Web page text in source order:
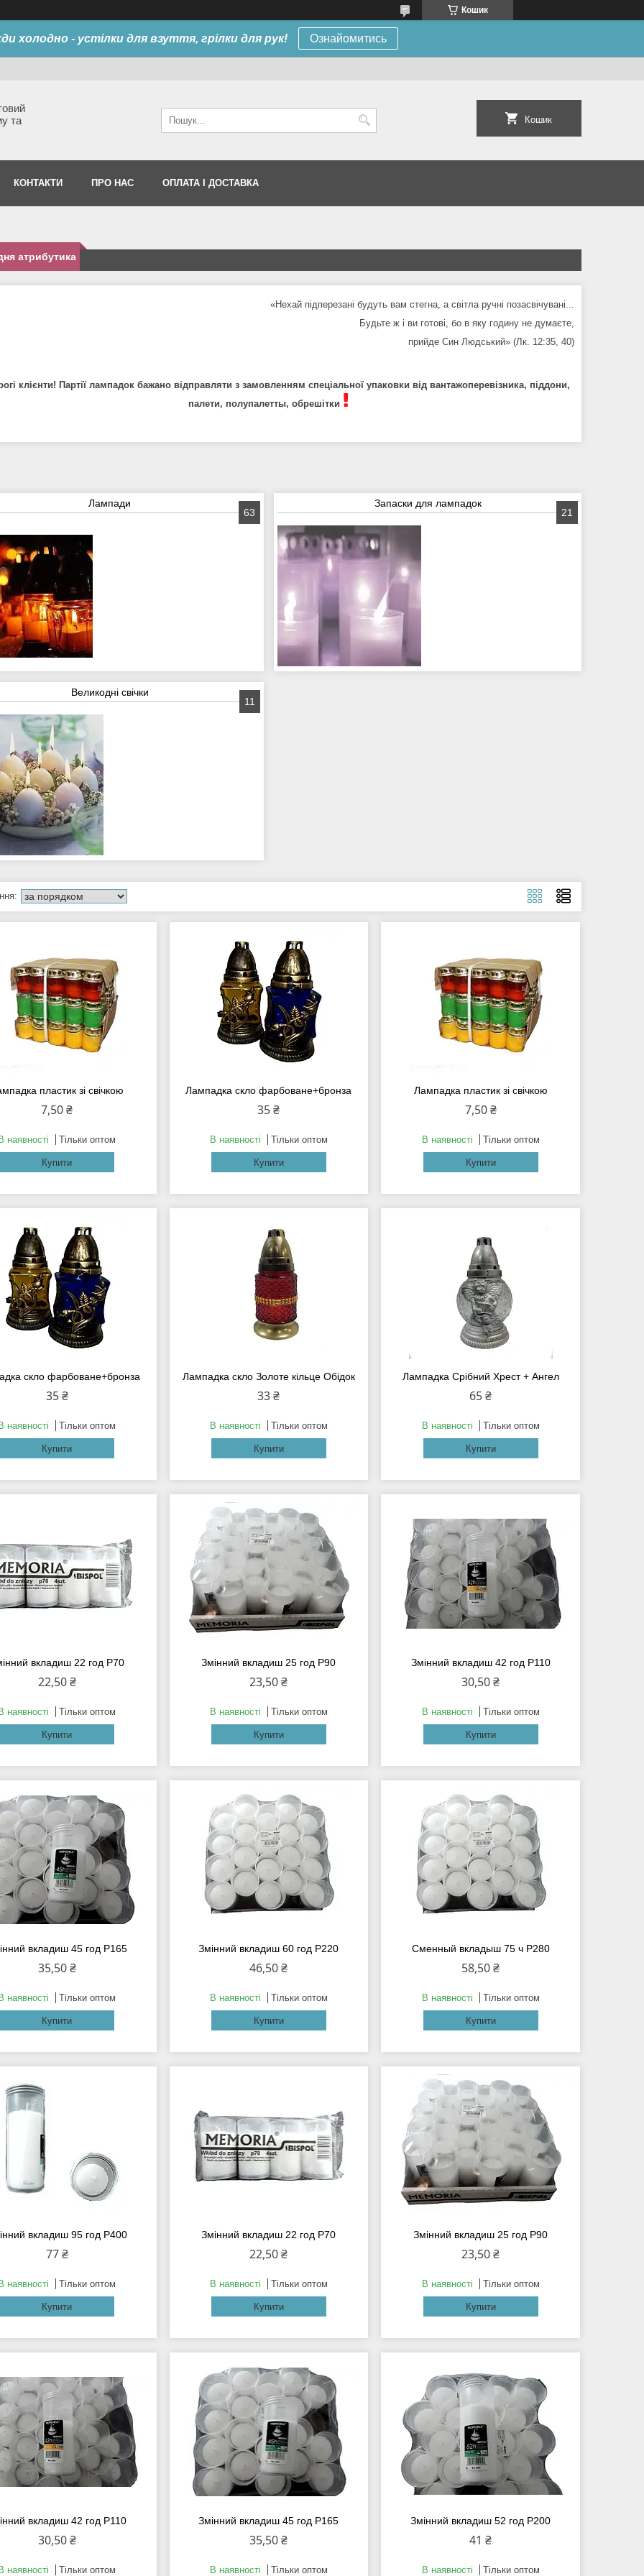
Кошик
холодно - устілки для взуття, грілки для рук! Ознайомитись
та
Кошик
КОНТАКТИ ПРО НАС ОПЛАТА І ДОСТАВКА
атрибутика
«Нехай підперезані будуть вам стегна, а світла ручні позасвічувані...
Будьте ж і ви готові, бо в яку годину не думаєте,
прийде Син Людський» (Лк. 12:35, 40)
клієнти! Партії лампадок бажано відправляти з замовленням спеціальної упаковки від вантажоперевізника, піддони,
палети, полупалетты, обрешітки
Лампади
63
Запаски для лампадок
21
Великодні свічки
11
пластик зі свічкою
7,50 ₴
наявності Тільки оптом
Купити
Лампадка скло фарбоване+бронза
35 ₴
В наявності Тільки оптом
Купити
Лампадка пластик зі свічкою
7,50 ₴
В наявності Тільки оптом
Купити
скло фарбоване+бронза
35 ₴
наявності Тільки оптом
Купити
Лампадка скло Золоте кільце Обідок
33 ₴
В наявності Тільки оптом
Купити
Лампадка Срібний Хрест + Ангел
65 ₴
В наявності Тільки оптом
Купити
вкладиш 22 год Р70
22,50 ₴
наявності Тільки оптом
Купити
Змінний вкладиш 25 год Р90
23,50 ₴
В наявності Тільки оптом
Купити
Змінний вкладиш 42 год Р110
30,50 ₴
В наявності Тільки оптом
Купити
вкладиш 45 год Р165
35,50 ₴
наявності Тільки оптом
Купити
Змінний вкладиш 60 год Р220
46,50 ₴
В наявності Тільки оптом
Купити
Сменный вкладыш 75 ч Р280
58,50 ₴
В наявності Тільки оптом
Купити
вкладиш 95 год Р400
77 ₴
наявності Тільки оптом
Купити
Змінний вкладиш 22 год Р70
22,50 ₴
В наявності Тільки оптом
Купити
Змінний вкладиш 25 год Р90
23,50 ₴
В наявності Тільки оптом
Купити
вкладиш 42 год Р110
30,50 ₴
наявності Тільки оптом
Змінний вкладиш 45 год Р165
35,50 ₴
В наявності Тільки оптом
Змінний вкладиш 52 год Р200
41 ₴
В наявності Тільки оптом